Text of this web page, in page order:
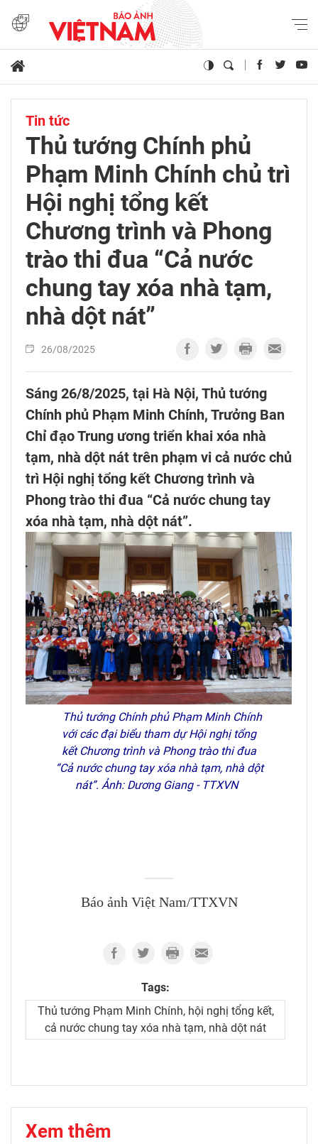
Tin tức
Thủ tướng Chính phủ
Phạm Minh Chính chủ trì
Hội nghị tổng kết
Chương trình và Phong
trào thi đua “Cả nước
chung tay xóa nhà tạm,
nhà dột nát”
26/08/2025
Sáng 26/8/2025, tại Hà Nội, Thủ tướng
Chính phủ Phạm Minh Chính, Trưởng Ban
Chỉ đạo Trung ương triển khai xóa nhà
tạm, nhà dột nát trên phạm vi cả nước chủ
trì Hội nghị tổng kết Chương trình và
Phong trào thi đua “Cả nước chung tay
xóa nhà tạm, nhà dột nát”.
Thủ tướng Chính phủ Phạm Minh Chính
với các đại biểu tham dự Hội nghị tổng
kết Chương trình và Phong trào thi đua
“Cả nước chung tay xóa nhà tạm, nhà dột
nát”. Ảnh: Dương Giang - TTXVN
Báo ảnh Việt Nam/TTXVN
Tags:
Thủ tướng Phạm Minh Chính, hội nghị tổng kết,
cả nước chung tay xóa nhà tạm, nhà dột nát
Xem thêm